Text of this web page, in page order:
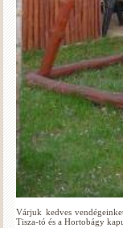
Várjuk kedves
Tisza-tó és a Hortobágy